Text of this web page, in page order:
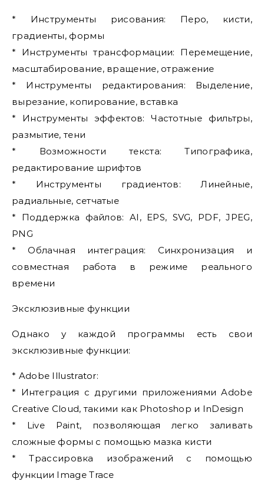
* Инструменты рисования: Перо, кисти,
градиенты, формы
* Инструменты трансформации: Перемещение,
масштабирование, вращение, отражение
* Инструменты редактирования: Выделение,
вырезание, копирование, вставка
* Инструменты эффектов: Частотные фильтры,
размытие, тени
* Возможности текста: Типографика,
редактирование шрифтов
* Инструменты градиентов: Линейные,
радиальные, сетчатые
* Поддержка файлов: AI, EPS, SVG, PDF, JPEG,
PNG
* Облачная интеграция: Синхронизация и
совместная работа в режиме реального
времени
Эксклюзивные функции
Однако у каждой программы есть свои
эксклюзивные функции:
* Adobe Illustrator:
* Интеграция с другими приложениями Adobe
Creative Cloud, такими как Photoshop и InDesign
* Live Paint, позволяющая легко заливать
сложные формы с помощью мазка кисти
* Трассировка изображений с помощью
функции Image Trace